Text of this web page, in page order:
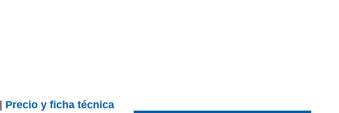
Precio y ficha técnica